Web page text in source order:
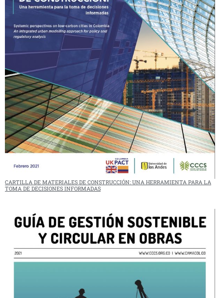
CARTILLA DE MATERIALES DE CONSTRUCCIÓN: UNA HERRAMIENTA PARA LA
TOMA DE DECISIONES INFORMADAS